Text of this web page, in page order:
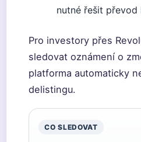
nutné řešit
Pro investory přes
sledovat oznámení o
platforma automaticky
delistingu.
CO SLEDOVAT